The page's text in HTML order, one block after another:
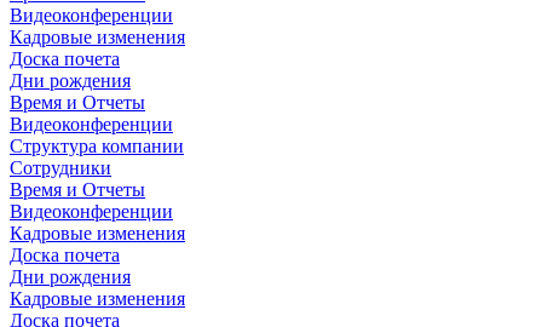
Видеоконференции
Кадровые изменения
Доска почета
Дни рождения
Время и Отчеты
Видеоконференции
Структура компании
Сотрудники
Время и Отчеты
Видеоконференции
Кадровые изменения
Доска почета
Дни рождения
Кадровые изменения
Доска почета